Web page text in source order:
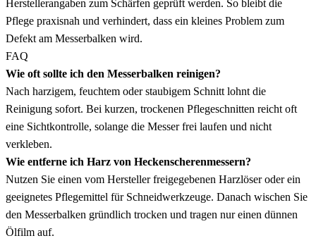
Herstellerangaben zum Schärfen geprüft werden. So bleibt die
Pflege praxisnah und verhindert, dass ein kleines Problem zum
Defekt am Messerbalken wird.
FAQ
Wie oft sollte ich den Messerbalken reinigen?
Nach harzigem, feuchtem oder staubigem Schnitt lohnt die
Reinigung sofort. Bei kurzen, trockenen Pflegeschnitten reicht oft
eine Sichtkontrolle, solange die Messer frei laufen und nicht
verkleben.
Wie entferne ich Harz von Heckenscherenmessern?
Nutzen Sie einen vom Hersteller freigegebenen Harzlöser oder ein
geeignetes Pflegemittel für Schneidwerkzeuge. Danach wischen Sie
den Messerbalken gründlich trocken und tragen nur einen dünnen
Ölfilm auf.